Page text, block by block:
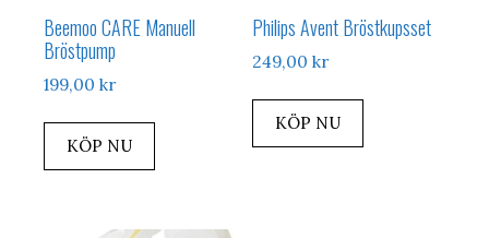
Beemoo CARE Manuell
Bröstpump
199,00 kr
KÖP NU
Philips Avent Bröstkupsset
249,00kr
KÖP NU